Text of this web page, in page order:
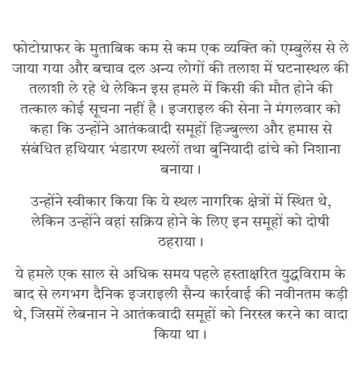
फोटोग्राफर के मुताबिक कम से कम एक व्यक्ति को एम्बुलेंस से ले
जाया गया और बचाव दल अन्य लोगों की तलाश में घटनास्थल की
तलाशी ले रहे थे लेकिन इस हमले में किसी की मौत होने की
तत्काल कोई सूचना नहीं है। इजराइल की सेना ने मंगलवार को
कहा कि उन्होंने आतंकवादी समूहों हिज्बुल्ला और हमास से
संबंधित हथियार भंडारण स्थलों तथा बुनियादी ढांचे को निशाना
बनाया।
उन्होंने स्वीकार किया कि ये स्थल नागरिक क्षेत्रों में स्थित थे,
लेकिन उन्होंने वहां सक्रिय होने के लिए इन समूहों को दोषी
ठहराया।
ये हमले एक साल से अधिक समय पहले हस्ताक्षरित युद्धविराम के
बाद से लगभग दैनिक इजराइली सैन्य कार्रवाई की नवीनतम कड़ी
थे, जिसमें लेबनान ने आतंकवादी समूहों को निरस्त्र करने का वादा
किया था।